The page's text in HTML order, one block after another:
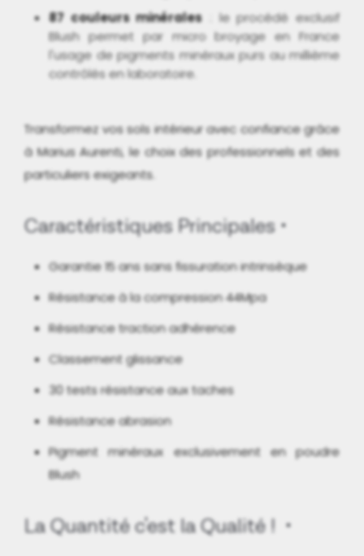
87 couleurs minérales: le procédé exclusif
Blush permet par micro broyage en France
l'usage de pigments minéraux purs au millième
contrôlés en laboratoire.
Transformez vos sols intérieur avec confiance grâce
à Marius Aurenti, le choix des professionnels et des
particuliers exigeants.
Caractéristiques Principales
Garantie 15 ans sans fissuration intrinsèque
Résistance à la compression 44Mpa
Résistance traction adhérence
Classement glissance
30 tests résistance aux taches
Résistance abrasion
Pigment minéraux exclusivement en poudre
Blush
La Quantité c'est la Qualité !